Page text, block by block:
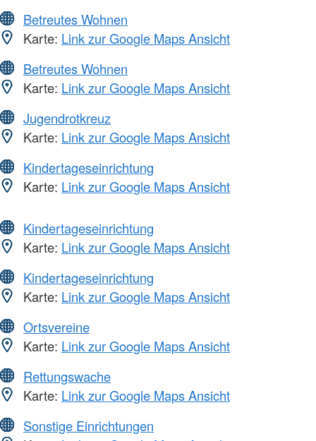
Betreutes Wohnen
Karte: Link zur Google Maps Ansicht
Betreutes Wohnen
Karte: Link zur Google Maps Ansicht
Jugendrotkreuz
Karte: Link zur Google Maps Ansicht
Kindertageseinrichtung
Karte: Link zur Google Maps Ansicht
Kindertageseinrichtung
Karte: Link zur Google Maps Ansicht
Kindertageseinrichtung
Karte: Link zur Google Maps Ansicht
Ortsvereine
Karte: Link zur Google Maps Ansicht
Rettungswache
Karte: Link zur Google Maps Ansicht
Sonstige Einrichtungen